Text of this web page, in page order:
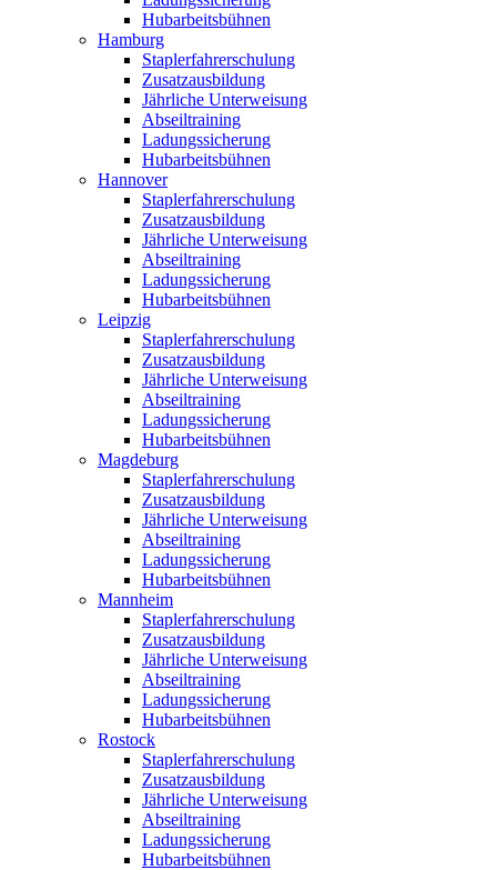
Hubarbeitsbühnen
Hamburg
Staplerfahrerschulung
Zusatzausbildung
Jährliche Unterweisung
Abseiltraining
Ladungssicherung
Hubarbeitsbühnen
Hannover
Staplerfahrerschulung
Zusatzausbildung
Jährliche Unterweisung
Abseiltraining
Ladungssicherung
Hubarbeitsbühnen
Leipzig
Staplerfahrerschulung
Zusatzausbildung
Jährliche Unterweisung
Abseiltraining
Ladungssicherung
Hubarbeitsbühnen
Magdeburg
Staplerfahrerschulung
Zusatzausbildung
Jährliche Unterweisung
Abseiltraining
Ladungssicherung
Hubarbeitsbühnen
Mannheim
Staplerfahrerschulung
Zusatzausbildung
Jährliche Unterweisung
Abseiltraining
Ladungssicherung
Hubarbeitsbühnen
Rostock
Staplerfahrerschulung
Zusatzausbildung
Jährliche Unterweisung
Abseiltraining
Ladungssicherung
Hubarbeitsbühnen